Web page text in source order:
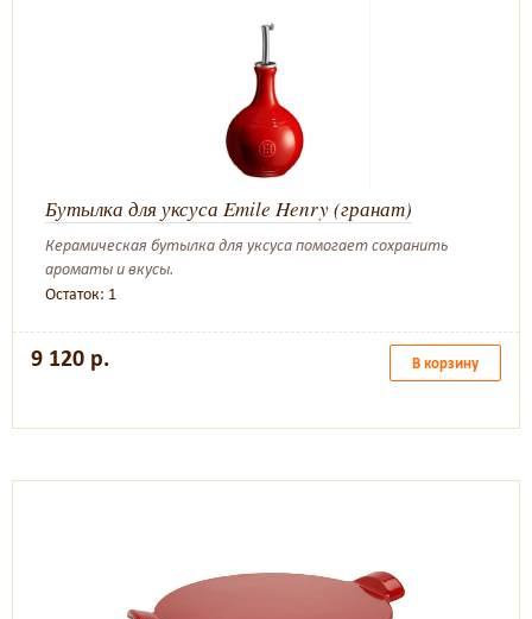
Бутылка для уксуса Emile Henry (гранат)
Керамическая бутылка для уксуса помогает сохранить
ароматы и вкусы.
Остаток: 1
9 120 р. В корзину